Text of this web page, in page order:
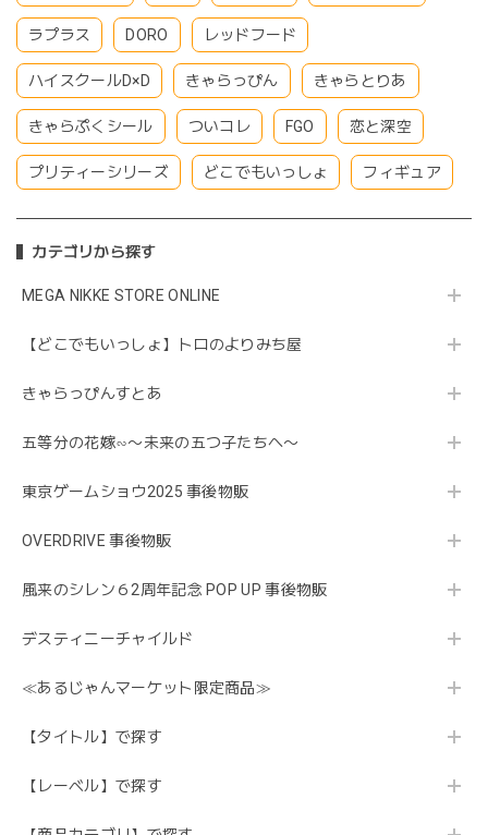
ラプラス DORO レッドフード
ハイスクールD×D きゃらっぴん きゃらとりあ
きゃらぷくシール ついコレ FGO 恋と深空
プリティーシリーズ どこでもいっしょ フィギュア
カテゴリから探す
MEGA NIKKE STORE ONLINE
【どこでもいっしょ】トロのよりみち屋
きゃらっぴんすとあ
五等分の花嫁∽〜未来の五つ子たちへ〜
東京ゲームショウ2025 事後物販
OVERDRIVE 事後物販
風来のシレン６2周年記念 POP UP 事後物販
デスティニーチャイルド
≪あるじゃんマーケット限定商品≫
【タイトル】で探す
【レーベル】で探す